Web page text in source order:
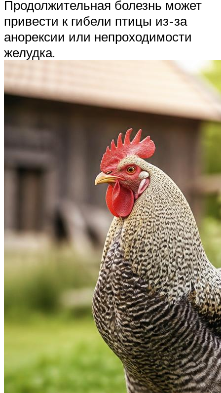
Продолжительная болезнь может
привести к гибели птицы из-за
анорексии или непроходимости
желудка.